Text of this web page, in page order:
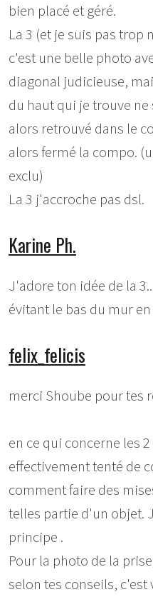
bien placé et géré.
La 3 (et je suis pas
c'est une belle photo
diagonal judicieuse,
du haut qui je trouve
alors retrouvé dans le
alors fermé la compo.
exclu)
La 3 j'accroche pas dsl.
Karine Ph.
J'adore ton idée de la
évitant le bas du mur
felix_felicis
merci Shoube pour tes
en ce qui concerne les
effectivement tenté de
comment faire des
telles partie d'un objet.
principe .
Pour la photo de la
selon tes conseils,